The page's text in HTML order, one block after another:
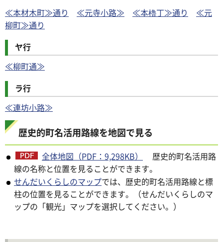
≪本材木町≫通り
≪元寺小路≫ ≪本櫓丁≫通り
≪元
柳町≫通り
ヤ行
≪柳町通≫
ラ行
≪連坊小路≫
歴史的町名活用路線を地図で見る
全体地図（PDF：9,298KB）
歴史的町名活用路
線の名称と位置を見ることができます。
せんだいくらしのマップでは、歴史的町名活用路線と標
柱の位置を見ることができます。（せんだいくらしのマ
ップの「観光」マップを選択してください。）